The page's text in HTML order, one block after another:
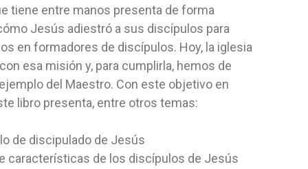
tiene entre manos presenta de forma
Jesús adiestró a sus discípulos para
en formadores de discípulos. Hoy, la iglesia
esa misión y, para cumplirla, hemos de
del Maestro. Con este objetivo en
libro presenta, entre otros temas:
de discipulado de Jesús
características de los discípulos de Jesús